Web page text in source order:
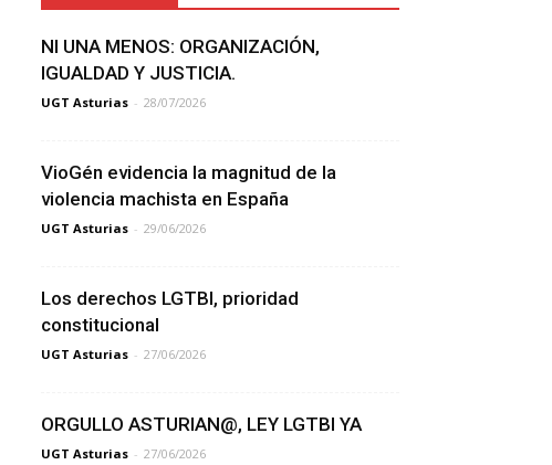
NI UNA MENOS: ORGANIZACIÓN,
IGUALDAD Y JUSTICIA.
UGT Asturias - 28/07/2026
VioGén evidencia la magnitud de la
violencia machista en España
UGT Asturias - 29/06/2026
Los derechos LGTBI, prioridad
constitucional
UGT Asturias - 27/06/2026
ORGULLO ASTURIAN@, LEY LGTBI YA
UGT Asturias - 27/06/2026